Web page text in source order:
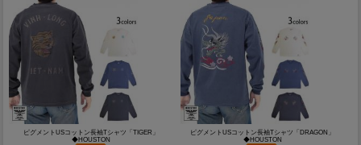
ピグメントUSコットン長袖Tシャツ「TIGER」
◆HOUSTON
ピグメントUSコットン長袖Tシャツ「DRAGON」
◆HOUSTON